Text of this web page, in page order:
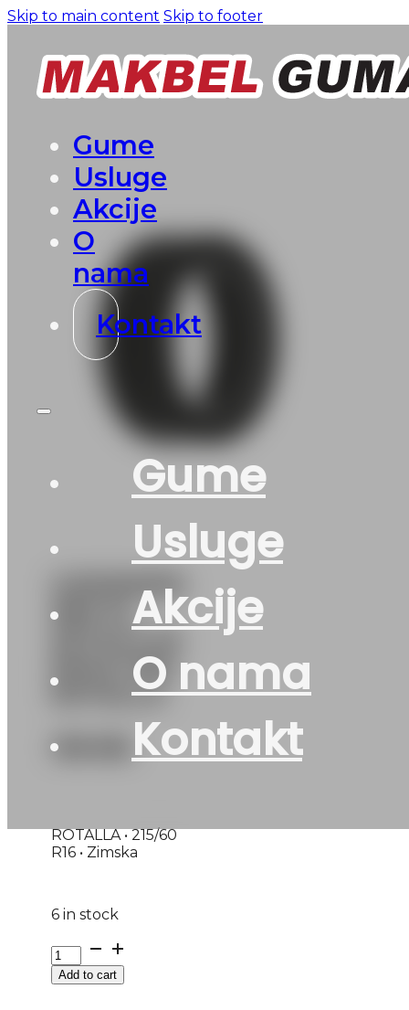
Skip to main content Skip to footer
Gume
Usluge
Akcije
O
nama
Kontakt
Gume
Usluge
Akcije
O nama
Kontakt
G215/60R16
99H XL
RACE S130
ROTALLA
136
ROTALLA • 215/60
R16 • Zimska
6 in stock
G215/60R16
99H
XLAdd to cart